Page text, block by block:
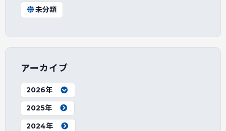
未分類
アーカイブ
2026年
2025年
2024年